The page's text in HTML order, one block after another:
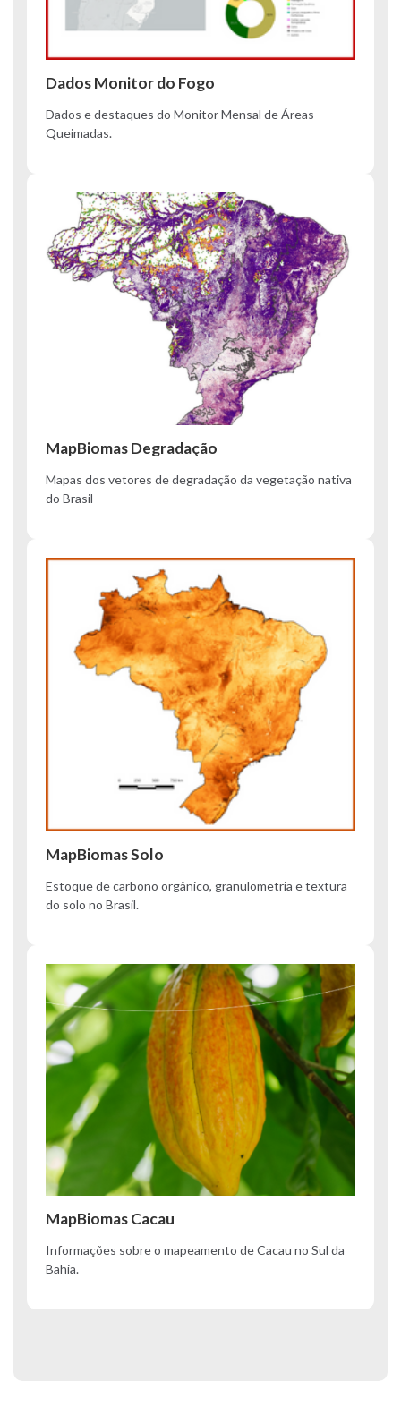
Dados Monitor do Fogo
Dados e destaques do Monitor Mensal de Áreas
Queimadas.
MapBiomas Degradação
Mapas dos vetores de degradação da vegetação nativa
do Brasil
MapBiomas Solo
Estoque de carbono orgânico, granulometria e textura
do solo no Brasil.
MapBiomas Cacau
Informações sobre o mapeamento de Cacau no Sul da
Bahia.